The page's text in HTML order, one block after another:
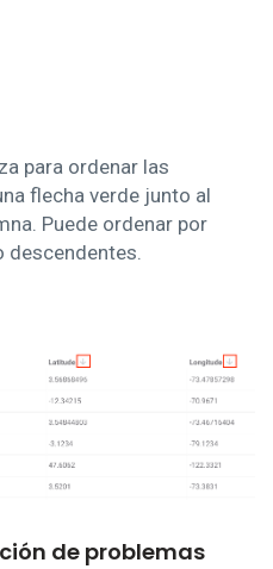
para ordenar las
flecha verde junto al
Puede ordenar por
de problemas